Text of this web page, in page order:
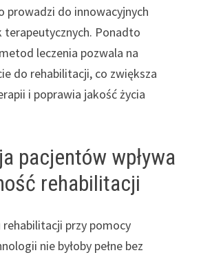
prowadzi do innowacyjnych
Ponadto
leczenia pozwala na
do rehabilitacji, co zwiększa
i poprawia jakość życia
pacjentów wpływa
rehabilitacji
rehabilitacji przy pomocy
nie byłoby pełne bez